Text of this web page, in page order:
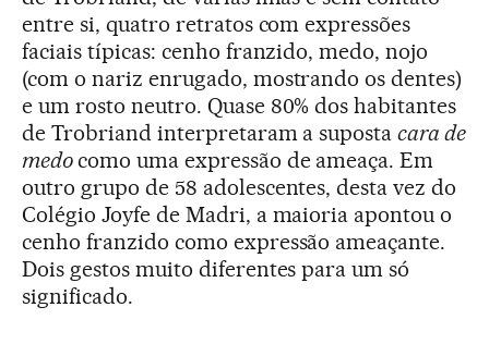
entre si, quatro retratos com expressões
faciais típicas: cenho franzido, medo, nojo
(com o nariz enrugado, mostrando os dentes)
e um rosto neutro. Quase 80% dos habitantes
de Trobriand interpretaram a supostacara de
medocomo uma expressão de ameaça. Em
outro grupo de 58 adolescentes, desta vez do
Colégio Joyfe de Madri, a maioria apontou o
cenho franzido como expressão ameaçante.
Dois gestos muito diferentes para um só
significado.